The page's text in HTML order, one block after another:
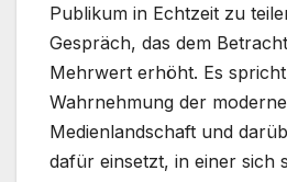
Publikum in Echtzeit zu
Gespräch, das dem
Mehrwert erhöht. Es
Wahrnehmung der
Medienlandschaft und
dafür einsetzt, in einer sich